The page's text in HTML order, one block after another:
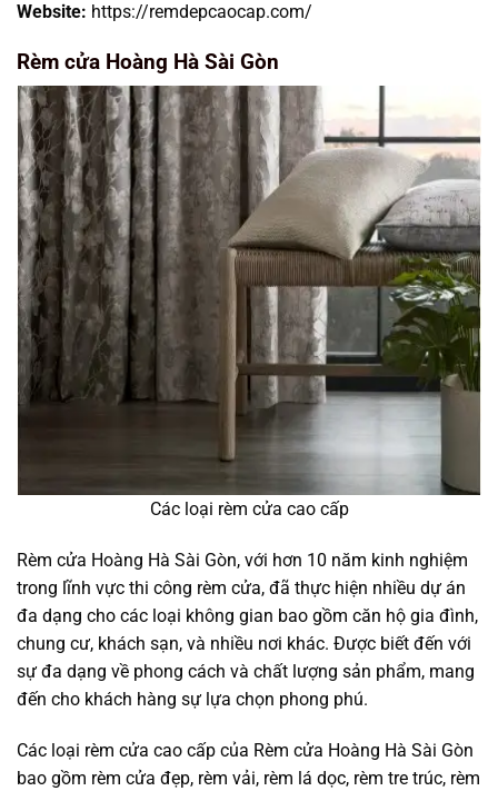
Website: https://remdepcaocap.com/
Rèm cửa Hoàng Hà Sài Gòn
Các loại rèm cửa cao cấp
Rèm cửa Hoàng Hà Sài Gòn, với hơn 10 năm kinh nghiệm
trong lĩnh vực thi công rèm cửa, đã thực hiện nhiều dự án
đa dạng cho các loại không gian bao gồm căn hộ gia đình,
chung cư, khách sạn, và nhiều nơi khác. Được biết đến với
sự đa dạng về phong cách và chất lượng sản phẩm, mang
đến cho khách hàng sự lựa chọn phong phú.
Các loại rèm cửa cao cấp của Rèm cửa Hoàng Hà Sài Gòn
bao gồm rèm cửa đẹp, rèm vải, rèm lá dọc, rèm tre trúc, rèm